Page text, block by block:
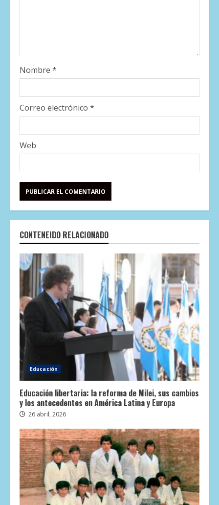
Nombre *
Correo electrónico *
Web
CONTENEIDO RELACIONADO
Educación
Educación libertaria: la reforma de Milei, sus cambios
y los antecedentes en América Latina y Europa
26 abril, 2026